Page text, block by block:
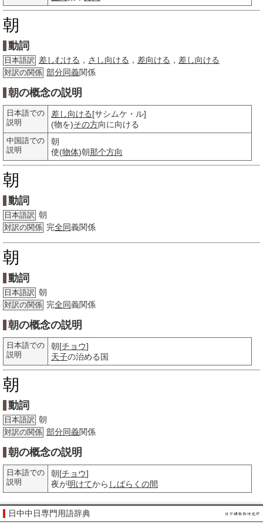
朝
動詞
日本語訳 差しむける ， さし向ける ， 差向ける ， 差し向ける
対訳の関係 部分同義関係
朝の概念の説明
日本語での
説明
差し向ける[サシムケ・ル]
(物を)その方向に向ける
中国語での
説明
朝
使(物体)朝那个方向
朝
動詞
日本語訳 朝
対訳の関係 完全同義関係
朝
動詞
日本語訳 朝
対訳の関係 完全同義関係
朝の概念の説明
日本語での
説明
朝[チョウ]
天子の治める国
朝
動詞
日本語訳 朝
対訳の関係 部分同義関係
朝の概念の説明
日本語での
説明
朝[チョウ]
夜が明けてから しばらくの間
日中中日専門用語辞典